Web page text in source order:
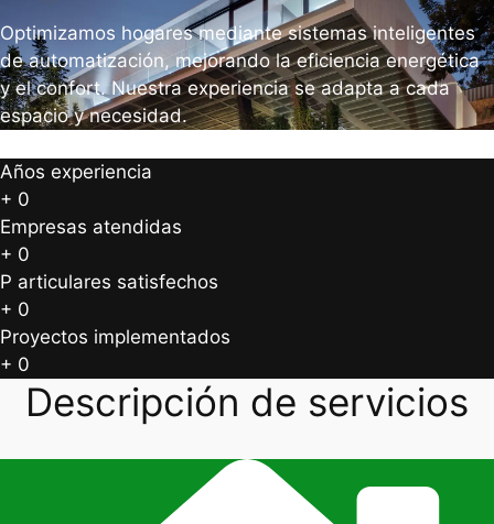
Optimizamos hogares mediante sistemas inteligentes
de automatización, mejorando la eficiencia energética
y el confort. Nuestra experiencia se adapta a cada
espacio y necesidad.
Años experiencia
+ 0
Empresas atendidas
+ 0
P articulares satisfechos
+ 0
Proyectos implementados
+ 0
Descripción de servicios